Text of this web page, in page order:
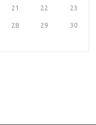
21 22 23
28 29 30